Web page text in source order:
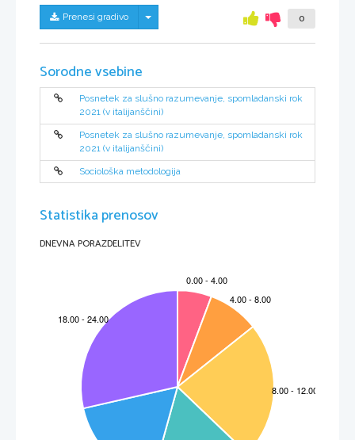
Prenesi gradivo Skrij/prikaži meni 0
Sorodne vsebine
Posnetek za slušno razumevanje, spomladanski rok
2021 (v italijanščini)
Posnetek za slušno razumevanje, spomladanski rok
2021 (v italijanščini)
Sociološka metodologija
Statistika prenosov
DNEVNA PORAZDELITEV